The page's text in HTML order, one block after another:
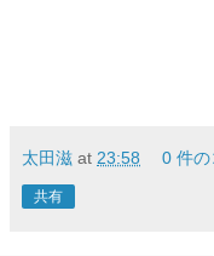
太田滋 at 23:58 0 件の
共有